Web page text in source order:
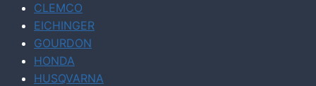
CLEMCO
EICHINGER
GOURDON
HONDA
HUSQVARNA